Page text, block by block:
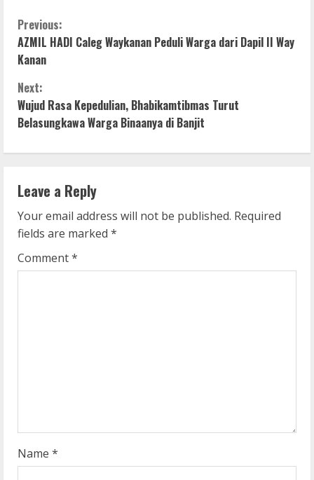
C
o
n
t
i
n
u
e
R
g
Previous:
AZMIL HADI Caleg Waykanan Peduli Warga dari Dapil II Way
Kanan
Next:
Wujud Rasa Kepedulian, Bhabikamtibmas Turut
Belasungkawa Warga Binaanya di Banjit
Leave a Reply
Your email address will not be published. Required
fields are marked *
Comment*
Name *